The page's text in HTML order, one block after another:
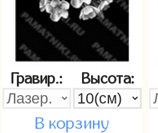
Гравир.: Высота:
В корзину